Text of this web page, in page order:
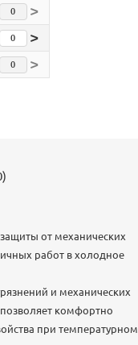
>
>
>
от механических
работ в холодное
и механических
комфортно
при температурном